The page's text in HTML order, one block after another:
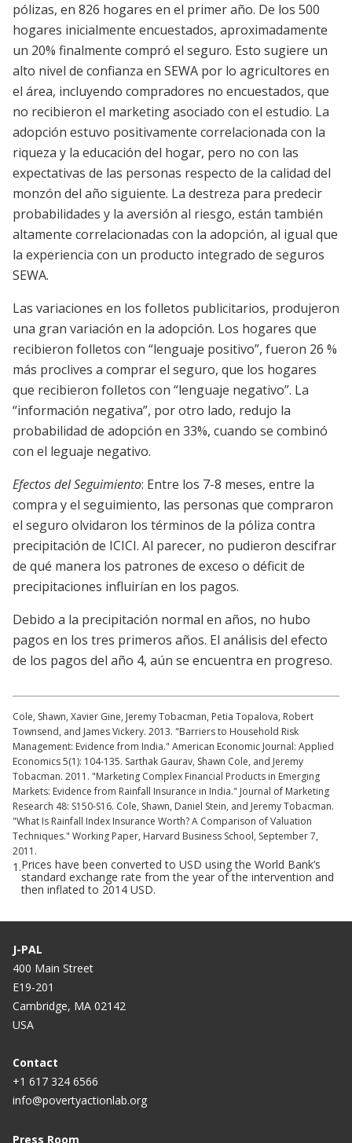
pólizas, en 826 hogares en el primer año. De los 500
hogares inicialmente encuestados, aproximadamente
un 20% finalmente compró el seguro. Esto sugiere un
alto nivel de confianza en SEWA por lo agricultores en
el área, incluyendo compradores no encuestados, que
no recibieron el marketing asociado con el estudio. La
adopción estuvo positivamente correlacionada con la
riqueza y la educación del hogar, pero no con las
expectativas de las personas respecto de la calidad del
monzón del año siguiente. La destreza para predecir
probabilidades y la aversión al riesgo, están también
altamente correlacionadas con la adopción, al igual que
la experiencia con un producto integrado de seguros
SEWA.
Las variaciones en los folletos publicitarios, produjeron
una gran variación en la adopción. Los hogares que
recibieron folletos con “lenguaje positivo”, fueron 26 %
más proclives a comprar el seguro, que los hogares
que recibieron folletos con “lenguaje negativo”. La
“información negativa”, por otro lado, redujo la
probabilidad de adopción en 33%, cuando se combinó
con el leguaje negativo.
Efectos del Seguimiento: Entre los 7-8 meses, entre la
compra y el seguimiento, las personas que compraron
el seguro olvidaron los términos de la póliza contra
precipitación de ICICI. Al parecer, no pudieron descifrar
de qué manera los patrones de exceso o déficit de
precipitaciones influirían en los pagos.
Debido a la precipitación normal en años, no hubo
pagos en los tres primeros años. El análisis del efecto
de los pagos del año 4, aún se encuentra en progreso.
Cole, Shawn, Xavier Gine, Jeremy Tobacman, Petia Topalova, Robert
Townsend, and James Vickery. 2013. "Barriers to Household Risk
Management: Evidence from India." American Economic Journal: Applied
Economics 5(1): 104-135. Sarthak Gaurav, Shawn Cole, and Jeremy
Tobacman. 2011. "Marketing Complex Financial Products in Emerging
Markets: Evidence from Rainfall Insurance in India." Journal of Marketing
Research 48: S150-S16. Cole, Shawn, Daniel Stein, and Jeremy Tobacman.
"What Is Rainfall Index Insurance Worth? A Comparison of Valuation
Techniques." Working Paper, Harvard Business School, September 7,
2011.
1.Prices have been converted to USD using the World Bank’s
standard exchange rate from the year of the intervention and
then inflated to 2014 USD.
J-PAL
400 Main Street
E19-201
Cambridge, MA 02142
USA
Contact
+1 617 324 6566
info@povertyactionlab.org
Press Room